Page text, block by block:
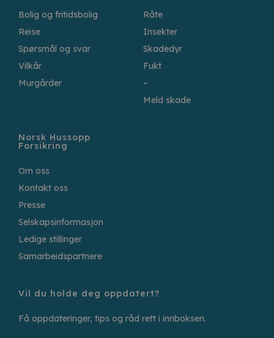
Bolig og fritidsbolig
Reise
Spørsmål og svar
Vilkår
Murgårder
Råte
Insekter
Skadedyr
Fukt
–
Meld skade
Norsk Hussopp
Forsikring
Om oss
Kontakt oss
Presse
Selskapsinformasjon
Ledige stillinger
Samarbeidspartnere
Vil du holde deg oppdatert?
Få oppdateringer, tips og råd rett i innboksen.